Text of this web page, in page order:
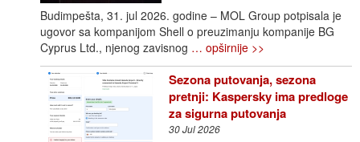
Budimpešta, 31. jul 2026. godine – MOL Group potpisala je
ugovor sa kompanijom Shell o preuzimanju kompanije BG
Cyprus Ltd., njenog zavisnog … opširnije >>
Sezona putovanja, sezona
pretnji: Kaspersky ima predloge
za sigurna putovanja
30 Jul 2026